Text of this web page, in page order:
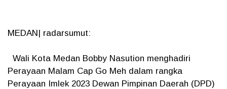
MEDAN| radarsumut:
Wali Kota Medan Bobby Nasution menghadiri
Perayaan Malam Cap Go Meh dalam rangka
Perayaan Imlek 2023 Dewan Pimpinan Daerah (DPD)